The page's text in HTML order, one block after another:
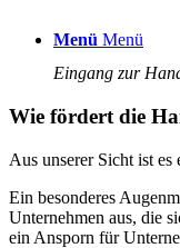
Menü Menü
Eingang zur
Wie fördert die
Aus unserer Sicht ist
Ein besonderes
Unternehmen aus, die
ein Ansporn für